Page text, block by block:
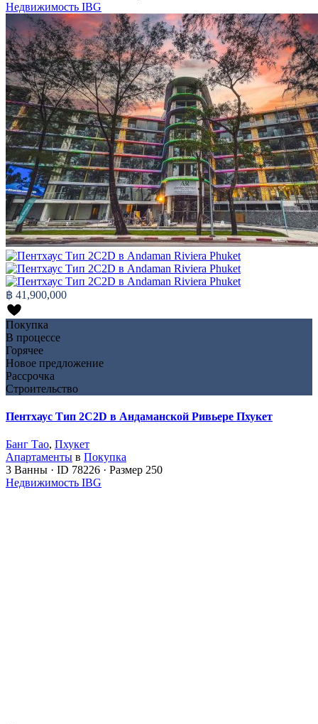
Недвижимость IBG
฿ 41,900,000
Покупка
В процессе
Горячее
Новое предложение
Рассрочка
Строительство
Пентхаус Тип 2C2D в Андаманской Ривьере Пхукет
Банг Тао, Пхукет
Апартаменты в Покупка
3 Ванны · ID 78226 · Размер 250
Недвижимость IBG